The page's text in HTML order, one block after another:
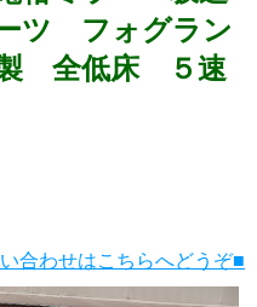
ツ フォグラン
全低床 ５速
合わせはこちらへどうぞ■